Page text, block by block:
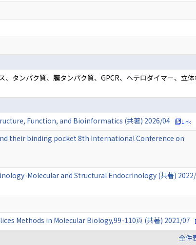
タンパク質、膜タンパク質、GPCR、ヘテロダイマー、立体
Function, and Bioinformatics (共著) 2026/04
their binding pocket 8th International Conference on
Molecular and Structural Endocrinology (共著)
Methods in Molecular Biology,99-110頁 (共著) 2021/07
全件